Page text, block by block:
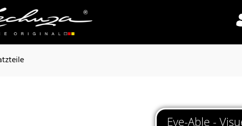
Suchen